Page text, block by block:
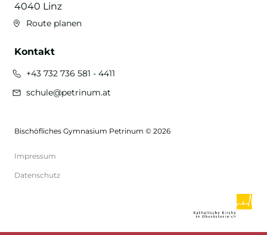
4040 Linz
Route planen
Kontakt
+43 732 736 581 - 4411
schule@petrinum.at
Bischöfliches Gymnasium Petrinum © 2026
Impressum
Datenschutz